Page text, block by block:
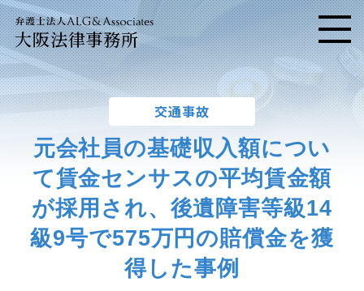
大阪法律事務所 メニ
交通事故
元会社員の基礎収入額につい
て賃金センサスの平均賃金額
が採用され、 後遺障害等級14
級9号で575万円の賠償金を獲
得した事例